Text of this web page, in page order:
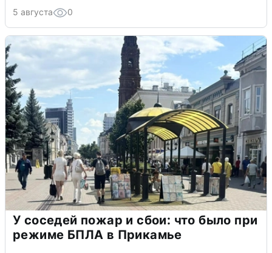
5 августа 0
У соседей пожар и сбои: что было при
режиме БПЛА в Прикамье